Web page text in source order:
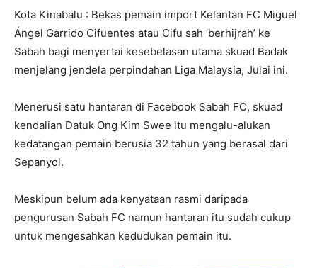
Kota Kinabalu : Bekas pemain import Kelantan FC Miguel
Ángel Garrido Cifuentes atau Cifu sah ‘berhijrah’ ke
Sabah bagi menyertai kesebelasan utama skuad Badak
menjelang jendela perpindahan Liga Malaysia, Julai ini.
Menerusi satu hantaran di Facebook Sabah FC, skuad
kendalian Datuk Ong Kim Swee itu mengalu-alukan
kedatangan pemain berusia 32 tahun yang berasal dari
Sepanyol.
Meskipun belum ada kenyataan rasmi daripada
pengurusan Sabah FC namun hantaran itu sudah cukup
untuk mengesahkan kedudukan pemain itu.